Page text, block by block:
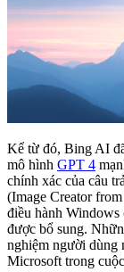
Kể từ đó, Bing AI
mô hình GPT 4
chính xác của câu
(Image Creator
điều hành Windows
được bổ sung.
nghiệm người dùng
Microsoft trong